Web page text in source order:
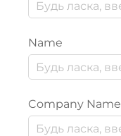
Name
Company Name